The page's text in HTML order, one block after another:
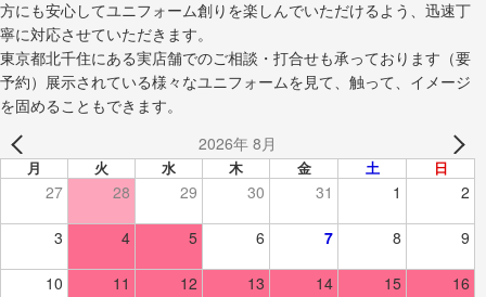
方にも安心してユニフォーム創りを楽しんでいただけるよう、迅速丁
寧に対応させていただきます。
東京都北千住にある実店舗でのご相談・打合せも承っております（要
予約）展示されている様々なユニフォームを見て、触って、イメージ
を固めることもできます。
2026年 8月
月 火 水 木 金 土 日
27 28 29 30 31 1 2
3 4 5 6 7 8 9
10 11 12 13 14 15 16